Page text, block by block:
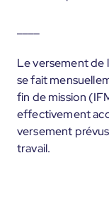
Le versement de
se fait
fin de mission
effectivement
versement
travail.